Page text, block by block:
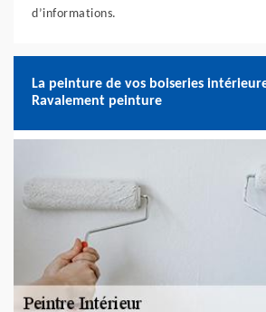
d’informations.
La peinture de vos boiseries
Ravalement peinture